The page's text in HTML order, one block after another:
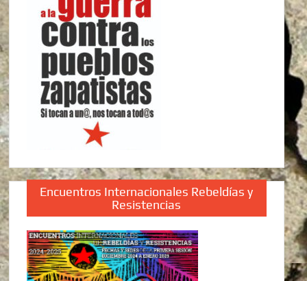
Encuentros Internacionales Rebeldías y
Resistencias